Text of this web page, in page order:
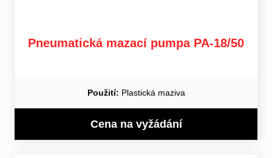
Pneumatická mazací pumpa PA-18/50
Použití: Plastická maziva
Cena na vyžádání